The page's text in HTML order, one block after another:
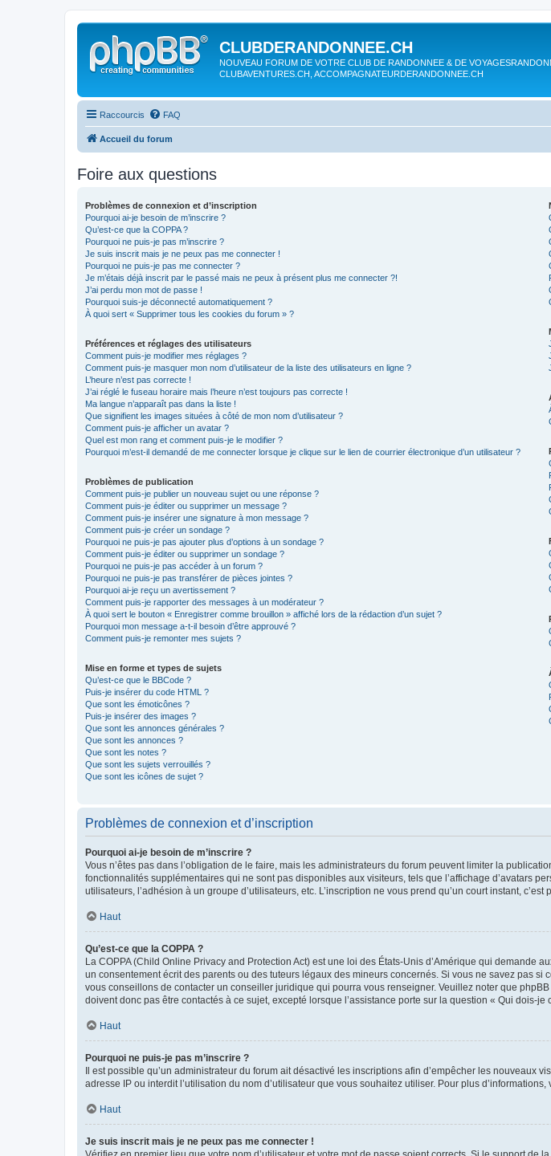
CLUBDERANDONNEE.CH
NOUVEAU FORUM DE VOTRE CLUB DE RANDONNEE & DE
CLUBAVENTURES.CH, ACCOMPAGNATEURDERANDONNEE.CH
Raccourcis FAQ
Accueil du forum
Foire aux questions
Problèmes de connexion et d’inscription
Pourquoi ai-je besoin de m’inscrire ?
Qu’est-ce que la COPPA ?
Pourquoi ne puis-je pas m’inscrire ?
Je suis inscrit mais je ne peux pas me connecter !
Pourquoi ne puis-je pas me connecter ?
Je m’étais déjà inscrit par le passé mais ne peux à présent plus me connecter ?!
J’ai perdu mon mot de passe !
Pourquoi suis-je déconnecté automatiquement ?
À quoi sert « Supprimer tous les cookies du forum » ?
Préférences et réglages des utilisateurs
Comment puis-je modifier mes réglages ?
Comment puis-je masquer mon nom d’utilisateur de la liste des utilisateurs en ligne ?
L’heure n’est pas correcte !
J’ai réglé le fuseau horaire mais l’heure n’est toujours pas correcte !
Ma langue n’apparaît pas dans la liste !
Que signifient les images situées à côté de mon nom d’utilisateur ?
Comment puis-je afficher un avatar ?
Quel est mon rang et comment puis-je le modifier ?
Pourquoi m’est-il demandé de me connecter lorsque je clique sur le lien de courrier électronique d’un utilisateur ?
Problèmes de publication
Comment puis-je publier un nouveau sujet ou une réponse ?
Comment puis-je éditer ou supprimer un message ?
Comment puis-je insérer une signature à mon message ?
Comment puis-je créer un sondage ?
Pourquoi ne puis-je pas ajouter plus d’options à un sondage ?
Comment puis-je éditer ou supprimer un sondage ?
Pourquoi ne puis-je pas accéder à un forum ?
Pourquoi ne puis-je pas transférer de pièces jointes ?
Pourquoi ai-je reçu un avertissement ?
Comment puis-je rapporter des messages à un modérateur ?
À quoi sert le bouton « Enregistrer comme brouillon » affiché lors de la rédaction d’un sujet ?
Pourquoi mon message a-t-il besoin d’être approuvé ?
Comment puis-je remonter mes sujets ?
Mise en forme et types de sujets
Qu’est-ce que le BBCode ?
Puis-je insérer du code HTML ?
Que sont les émoticônes ?
Puis-je insérer des images ?
Que sont les annonces générales ?
Que sont les annonces ?
Que sont les notes ?
Que sont les sujets verrouillés ?
Que sont les icônes de sujet ?
Problèmes de connexion et d’inscription
Pourquoi ai-je besoin de m’inscrire ?
Vous n’êtes pas dans l’obligation de le faire, mais les administrateurs du forum peuvent limiter la
fonctionnalités supplémentaires qui ne sont pas disponibles aux visiteurs, tels que l’affichage d’avatars
utilisateurs, l’adhésion à un groupe d’utilisateurs, etc. L’inscription ne vous prend qu’un court instant,
Haut
Qu’est-ce que la COPPA ?
La COPPA (Child Online Privacy and Protection Act) est une loi des États-Unis d’Amérique qui
un consentement écrit des parents ou des tuteurs légaux des mineurs concernés. Si vous ne savez pas
vous conseillons de contacter un conseiller juridique qui pourra vous renseigner. Veuillez noter que
doivent donc pas être contactés à ce sujet, excepté lorsque l’assistance porte sur la question « Qui dois-
Haut
Pourquoi ne puis-je pas m’inscrire ?
Il est possible qu’un administrateur du forum ait désactivé les inscriptions afin d’empêcher les nouveaux
adresse IP ou interdit l’utilisation du nom d’utilisateur que vous souhaitez utiliser. Pour plus
Haut
Je suis inscrit mais je ne peux pas me connecter !